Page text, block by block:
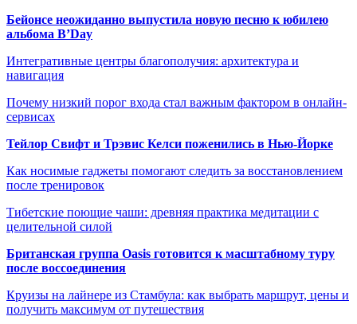
Бейонсе неожиданно выпустила новую песню к юбилею
альбома B’Day
Интегративные центры благополучия: архитектура и
навигация
Почему низкий порог входа стал важным фактором в онлайн-
сервисах
Тейлор Свифт и Трэвис Келси поженились в Нью-Йорке
Как носимые гаджеты помогают следить за восстановлением
после тренировок
Тибетские поющие чаши: древняя практика медитации с
целительной силой
Британская группа Oasis готовится к масштабному туру
после воссоединения
Круизы на лайнере из Стамбула: как выбрать маршрут, цены и
получить максимум от путешествия